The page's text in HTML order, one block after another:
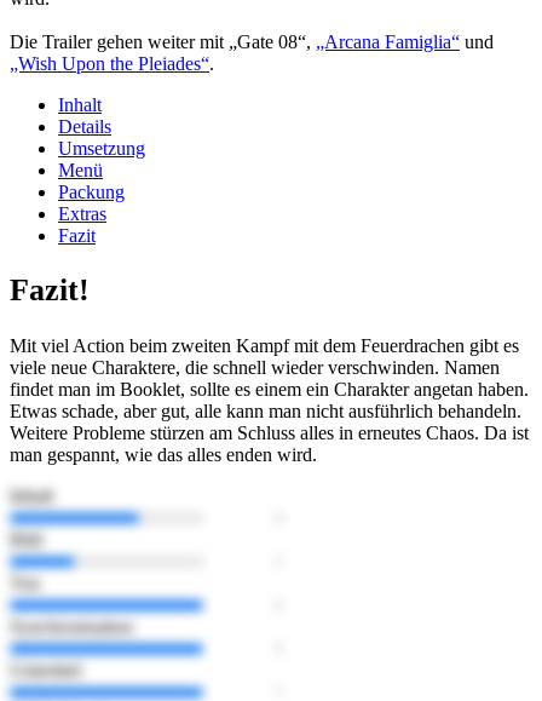
Die Trailer gehen weiter mit „Gate 08“, „Arcana Famiglia“ und
„Wish Upon the Pleiades“.
Inhalt
Details
Umsetzung
Menü
Packung
Extras
Fazit
Fazit!
Mit viel Action beim zweiten Kampf mit dem Feuerdrachen gibt es
viele neue Charaktere, die schnell wieder verschwinden. Namen
findet man im Booklet, sollte es einem ein Charakter angetan haben.
Etwas schade, aber gut, alle kann man nicht ausführlich behandeln.
Weitere Probleme stürzen am Schluss alles in erneutes Chaos. Da ist
man gespannt, wie das alles enden wird.
Inhalt
Bild
Ton
Synchronisation
Untertitel